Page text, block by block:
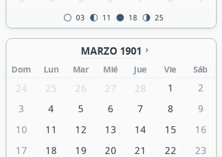
03 11 18 25
MARZO 1901
Dom Lun Mar Mié Jue Vie Sáb
24 25 26 27 28 1
2
3
4 5 6 7 8
9
10
11 12 13 14 15
16
17
18 19 20 21 22
23